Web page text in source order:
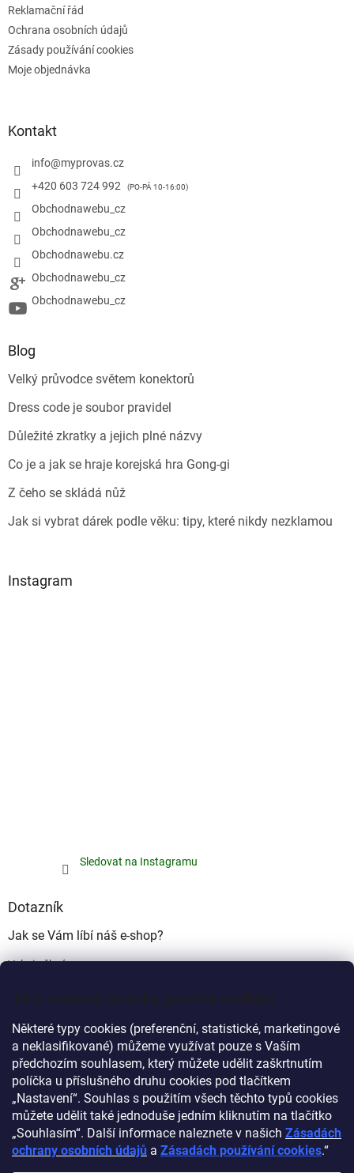
Tato webová stránka používá cookies
Některé typy cookies (preferenční, statistické, marketingové
a neklasifikované) můžeme využívat pouze s Vaším
předchozím souhlasem, který můžete udělit zaškrtnutím
políčka u příslušného druhu cookies pod tlačítkem
„Nastavení“. Souhlas s použitím všech těchto typů cookies
můžete udělit také jednoduše jedním kliknutím na tlačítko
„Souhlasím“. Další informace naleznete v našich Zásadách
ochrany osobních údajů a Zásadách používání cookies.“
Reklamační řád
Ochrana osobních údajů
Zásady používání cookies
Moje objednávka
Kontakt
info@myprovas.cz
+420 603 724 992
Obchodnawebu_cz
Obchodnawebu_cz
Obchodnawebu.cz
Obchodnawebu_cz
Obchodnawebu_cz
Blog
Velký průvodce světem konektorů
Dress code je soubor pravidel
Důležité zkratky a jejich plné názvy
Co je a jak se hraje korejská hra Gong-gi
Z čeho se skládá nůž
Jak si vybrat dárek podle věku: tipy, které nikdy nezklamou
Instagram
Sledovat na Instagramu
Dotazník
Jak se Vám líbí náš e-shop?
Velmi pěkný
Ujde to
Nelíbí se mi
Počet hlasů:340
Myprovas.cz Obchodnawebu.cz